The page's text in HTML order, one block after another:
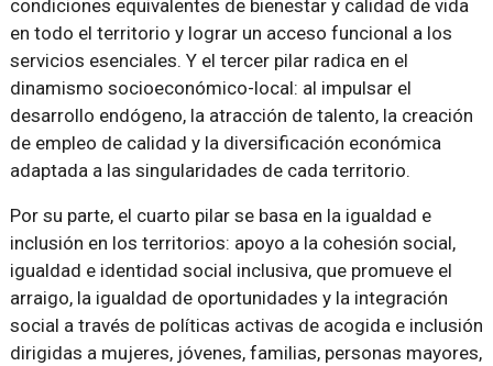
condiciones equivalentes de bienestar y calidad de vida
en todo el territorio y lograr un acceso funcional a los
servicios esenciales. Y el tercer pilar radica en el
dinamismo socioeconómico-local: al impulsar el
desarrollo endógeno, la atracción de talento, la creación
de empleo de calidad y la diversificación económica
adaptada a las singularidades de cada territorio.
Por su parte, el cuarto pilar se basa en la igualdad e
inclusión en los territorios: apoyo a la cohesión social,
igualdad e identidad social inclusiva, que promueve el
arraigo, la igualdad de oportunidades y la integración
social a través de políticas activas de acogida e inclusión
dirigidas a mujeres, jóvenes, familias, personas mayores,